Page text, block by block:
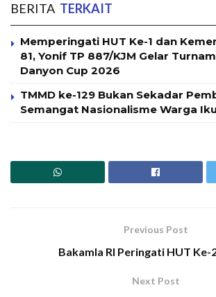
BERITA TERKAIT
Memperingati HUT Ke-1 dan
81, Yonif TP 887/KJM Gelar
Danyon Cup 2026
TMMD ke-129 Bukan Sekadar
Semangat Nasionalisme Warga
Previous Post
Bakamla RI Peringati HUT Ke-
Next Post